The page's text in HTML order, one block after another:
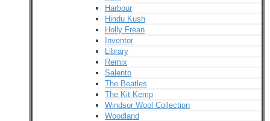
Harbour
Hindu Kush
Holly Frean
Inventor
Library
Remix
Salento
The Beatles
The Kit Kemp
Windsor Wool Collection
Woodland